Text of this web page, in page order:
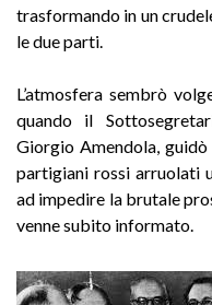
trasformando in un
le due parti.
L’atmosfera sembrò
quando il
Giorgio Amendola,
partigiani rossi arruolati
ad impedire la brutale
venne subito informato.